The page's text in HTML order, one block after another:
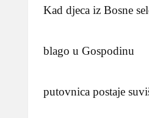
Kad djeca iz Bosne
blago u Gospodinu
putovnica postaje